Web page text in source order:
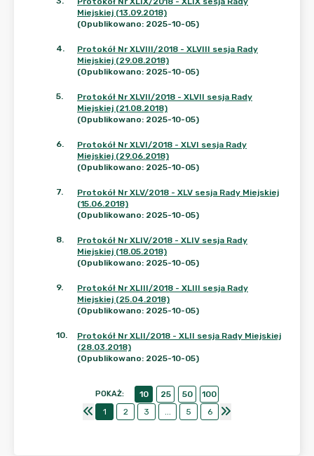
Miejskiej (13.09.2018)
(Opublikowano: 2025-10-05)
4.
Protokół Nr XLVIII/2018 - XLVIII sesja Rady
Miejskiej (29.08.2018)
(Opublikowano: 2025-10-05)
5.
Protokół Nr XLVII/2018 - XLVII sesja Rady
Miejskiej (21.08.2018)
(Opublikowano: 2025-10-05)
6.
Protokół Nr XLVI/2018 - XLVI sesja Rady
Miejskiej (29.06.2018)
(Opublikowano: 2025-10-05)
7.
Protokół Nr XLV/2018 - XLV sesja Rady Miejskiej
(15.06.2018)
(Opublikowano: 2025-10-05)
8.
Protokół Nr XLIV/2018 - XLIV sesja Rady
Miejskiej (18.05.2018)
(Opublikowano: 2025-10-05)
9.
Protokół Nr XLIII/2018 - XLIII sesja Rady
Miejskiej (25.04.2018)
(Opublikowano: 2025-10-05)
10.
Protokół Nr XLII/2018 - XLII sesja Rady Miejskiej
(28.03.2018)
(Opublikowano: 2025-10-05)
POKAŻ: 10 25 50
100
1
2 3 ... 5 6